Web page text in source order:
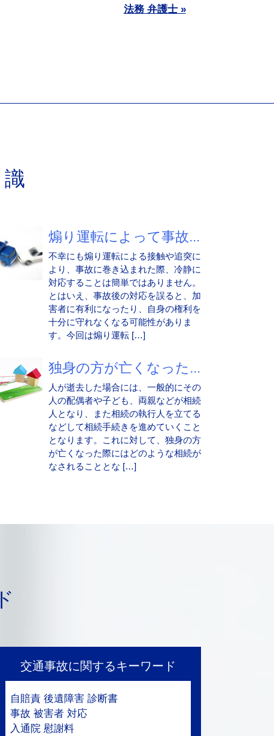
法務 弁護士 »
煽り運転によって事故...
不幸にも煽り運転による接触や追突に
より、事故に巻き込まれた際、冷静に
対応することは簡単ではありません。
とはいえ、事故後の対応を誤ると、加
害者に有利になったり、自身の権利を
十分に守れなくなる可能性がありま
す。今回は煽り運転 […]
独身の方が亡くなった...
人が逝去した場合には、一般的にその
人の配偶者や子ども、両親などが相続
人となり、また相続の執行人を立てる
などして相続手続きを進めていくこと
となります。これに対して、独身の方
が亡くなった際にはどのような相続が
なされることとな […]
交通事故に関するキーワード
自賠責 後遺障害 診断書
事故 被害者 対応
入通院 慰謝料